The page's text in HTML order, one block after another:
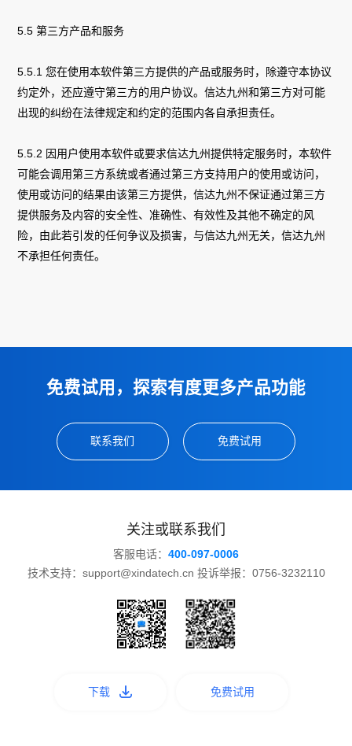
5.5 第三方产品和服务
5.5.1 您在使用本软件第三方提供的产品或服务时，除遵守本协议
约定外，还应遵守第三方的用户协议。信达九州和第三方对可能
出现的纠纷在法律规定和约定的范围内各自承担责任。
5.5.2 因用户使用本软件或要求信达九州提供特定服务时，本软件
可能会调用第三方系统或者通过第三方支持用户的使用或访问，
使用或访问的结果由该第三方提供，信达九州不保证通过第三方
提供服务及内容的安全性、准确性、有效性及其他不确定的风
险，由此若引发的任何争议及损害，与信达九州无关，信达九州
不承担任何责任。
免费试用，探索有度更多产品功能
联系我们 免费试用
关注或联系我们
客服电话： 400-097-0006
技术支持：support@xindatech.cn 投诉举报：0756-3232110
下载 免费试用